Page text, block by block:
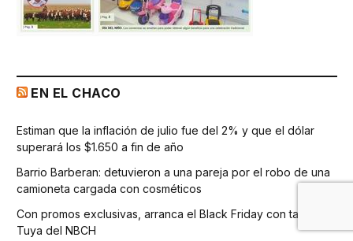
EN EL CHACO
Estiman que la inflación de julio fue del 2% y que el dólar
superará los $1.650 a fin de año
Barrio Barberan: detuvieron a una pareja por el robo de una
camioneta cargada con cosméticos
Con promos exclusivas, arranca el Black Friday con tarjeta
Tuya del NBCH